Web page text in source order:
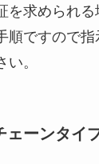
を求められる
順ですので
。
ェーンタイ